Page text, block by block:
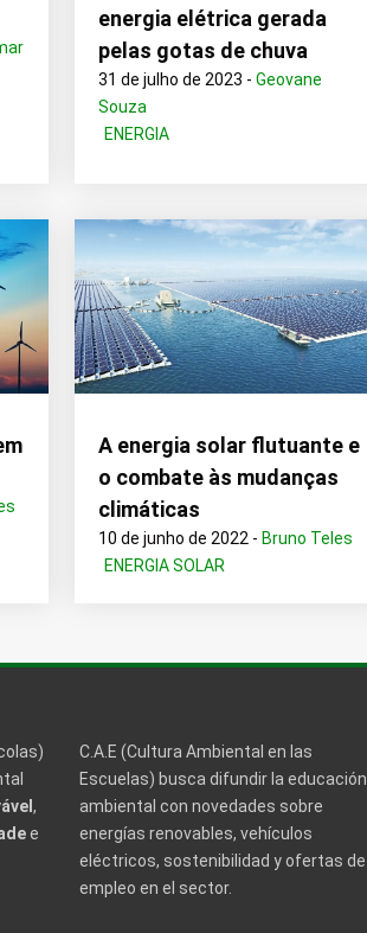
energia elétrica gerada
pelas gotas de chuva
31 de julho de 2023 -Geovane
Souza
ENERGIA
A energia solar flutuante e
o combate às mudanças
climáticas
10 de junho de 2022 - Bruno Teles
ENERGIA SOLAR
,
e
C.A.E (Cultura Ambiental en las
Escuelas) busca difundir la educación
ambiental con novedades sobre
energías renovables, vehículos
eléctricos, sostenibilidad y ofertas de
empleo en el sector.